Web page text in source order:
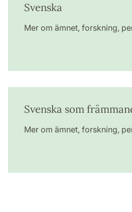
Svenska
Mer om ämnet, forskning,
Svenska som
Mer om ämnet, forskning,